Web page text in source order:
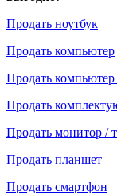
Продать ноутбук
Продать компьютер
Продать
Продать
Продать монитор /
Продать планшет
Продать смартфон